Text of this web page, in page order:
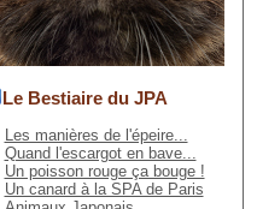
Le Bestiaire du JPA
Les manières de l'épeire...
Quand l'escargot en bave...
Un poisson rouge ça bouge !
Un canard à la SPA de Paris